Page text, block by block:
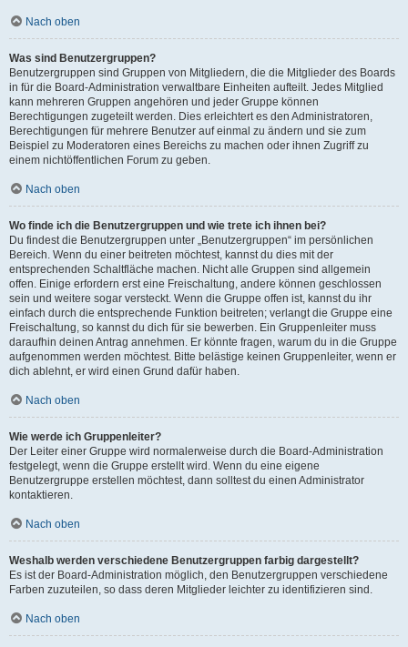
Nach oben
Was sind Benutzergruppen?
Benutzergruppen sind Gruppen von Mitgliedern, die die Mitglieder des Boards
in für die Board-Administration verwaltbare Einheiten aufteilt. Jedes Mitglied
kann mehreren Gruppen angehören und jeder Gruppe können
Berechtigungen zugeteilt werden. Dies erleichtert es den Administratoren,
Berechtigungen für mehrere Benutzer auf einmal zu ändern und sie zum
Beispiel zu Moderatoren eines Bereichs zu machen oder ihnen Zugriff zu
einem nichtöffentlichen Forum zu geben.
Nach oben
Wo finde ich die Benutzergruppen und wie trete ich ihnen bei?
Du findest die Benutzergruppen unter „Benutzergruppen“ im persönlichen
Bereich. Wenn du einer beitreten möchtest, kannst du dies mit der
entsprechenden Schaltfläche machen. Nicht alle Gruppen sind allgemein
offen. Einige erfordern erst eine Freischaltung, andere können geschlossen
sein und weitere sogar versteckt. Wenn die Gruppe offen ist, kannst du ihr
einfach durch die entsprechende Funktion beitreten; verlangt die Gruppe eine
Freischaltung, so kannst du dich für sie bewerben. Ein Gruppenleiter muss
daraufhin deinen Antrag annehmen. Er könnte fragen, warum du in die Gruppe
aufgenommen werden möchtest. Bitte belästige keinen Gruppenleiter, wenn er
dich ablehnt, er wird einen Grund dafür haben.
Nach oben
Wie werde ich Gruppenleiter?
Der Leiter einer Gruppe wird normalerweise durch die Board-Administration
festgelegt, wenn die Gruppe erstellt wird. Wenn du eine eigene
Benutzergruppe erstellen möchtest, dann solltest du einen Administrator
kontaktieren.
Nach oben
Weshalb werden verschiedene Benutzergruppen farbig dargestellt?
Es ist der Board-Administration möglich, den Benutzergruppen verschiedene
Farben zuzuteilen, so dass deren Mitglieder leichter zu identifizieren sind.
Nach oben